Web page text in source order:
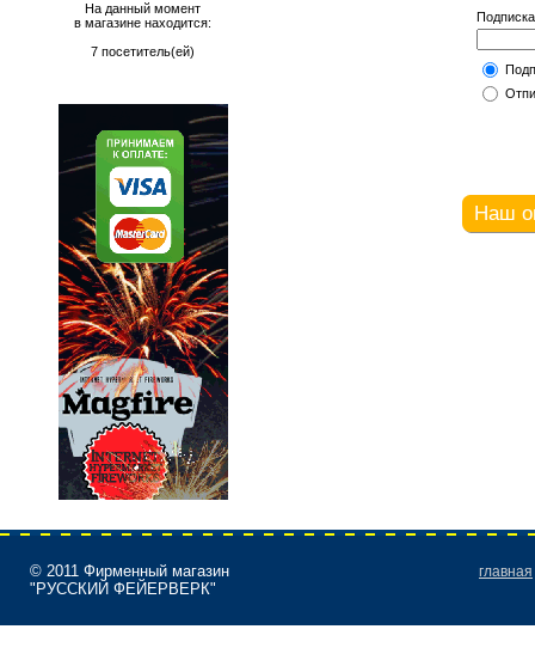
На данный момент
в магазине находится:
7 посетитель(ей)
Наш
© 2011 Фирменный магазин
"РУССКИЙ ФЕЙЕРВЕРК"
главная